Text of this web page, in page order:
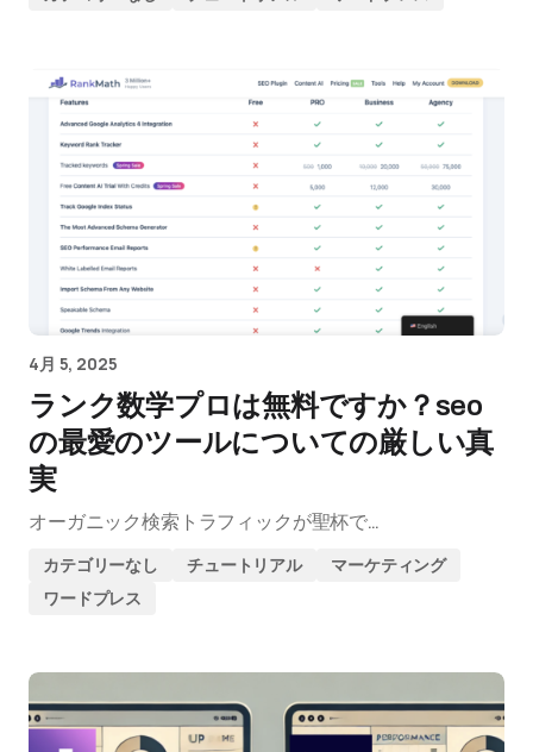
4月 5, 2025
ランク数学プロは無料ですか？seo
の最愛のツールについての厳しい真
実
オーガニック検索トラフィックが聖杯で…
カテゴリーなし チュートリアル
マーケティング
ワードプレス